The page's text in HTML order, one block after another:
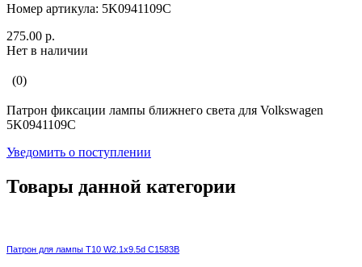
Номер артикула: 5K0941109C
275.00 р.
Нет в наличии
(0)
Патрон фиксации лампы ближнего света для Volkswagen
5K0941109C
Уведомить о поступлении
Товары данной категории
Патрон для лампы T10 W2.1x9.5d C1583B